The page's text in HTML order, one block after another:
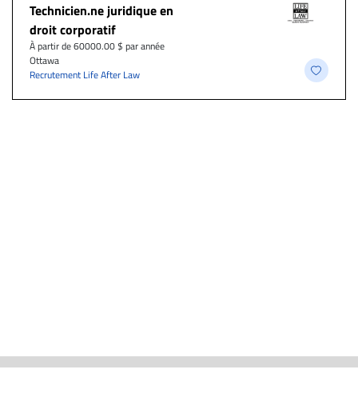
Technicien.ne juridique en
droit corporatif
À partir de 60000.00 $ par année
Ottawa
Recrutement Life After Law